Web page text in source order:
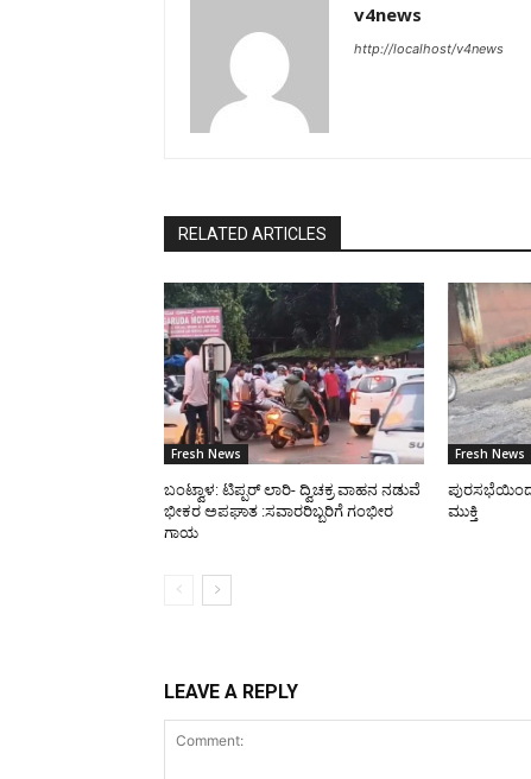
v4news
http://localhost/v4news
RELATED ARTICLES
Fresh News
ಬಂಟ್ವಾಳ: ಟಿಪ್ಪರ್ ಲಾರಿ- ದ್ವಿಚಕ್ರ ವಾಹನ ನಡುವೆ
ಭೀಕರ ಅಪಘಾತ :ಸವಾರರಿಬ್ಬರಿಗೆ ಗಂಭೀರ
ಗಾಯ
Fresh News
ಪುರಸಭೆಯಿಂದ
ಮುಕ್ತಿ
LEAVE A REPLY